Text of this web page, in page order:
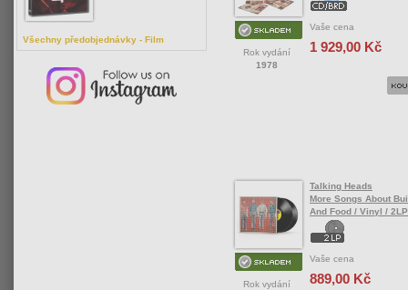
Rok vydání
1978
Vaše cena
1 929,00 Kč
Rok vydání
Talking Heads
More Songs About
And Food / Vinyl / 2LP
Vaše cena
889,00 Kč
Všechny předobjednávky - Film